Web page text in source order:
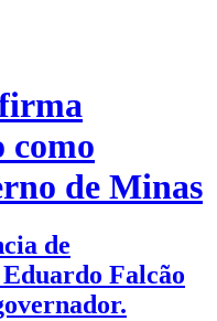
como
de Minas
de
Falcão